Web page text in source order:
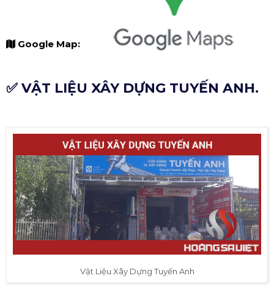
Google Map:
✅ VẬT LIỆU XÂY DỰNG TUYẾN ANH.
Vật Liệu Xây Dựng Tuyến Anh